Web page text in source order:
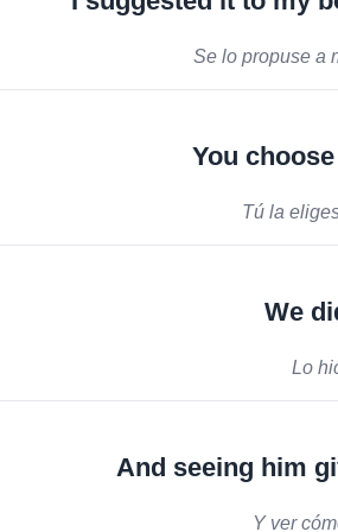
Se lo propuse a
You
Tú la
We
Lo
And seeing him
Y ver